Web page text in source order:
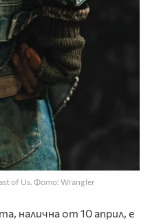
of Us. Фото: Wrangler
налична от 10 април, е